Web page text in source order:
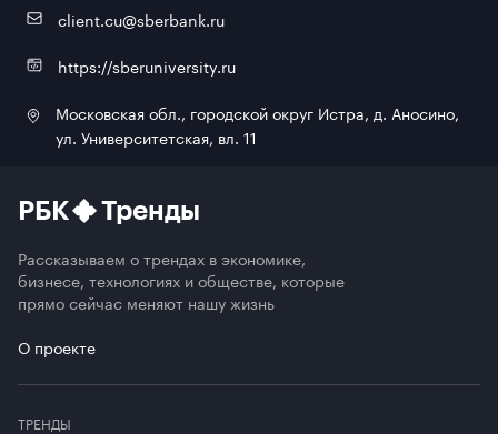
client.cu@sberbank.ru
https://sberuniversity.ru
Московская обл., городской округ Истра, д. Аносино,
ул. Университетская, вл. 11
РБК Тренды
Рассказываем о трендах в экономике,
бизнесе, технологиях и обществе, которые
прямо сейчас меняют нашу жизнь
О проекте
ТРЕНДЫ